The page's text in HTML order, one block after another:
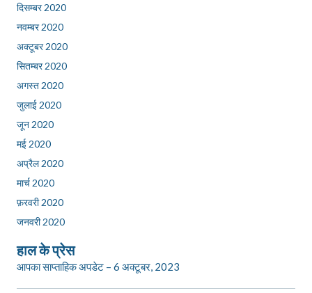
दिसम्बर 2020
नवम्बर 2020
अक्टूबर 2020
सितम्बर 2020
अगस्त 2020
जुलाई 2020
जून 2020
मई 2020
अप्रैल 2020
मार्च 2020
फ़रवरी 2020
जनवरी 2020
हाल के प्रेस
आपका साप्ताहिक अपडेट – 6 अक्टूबर, 2023